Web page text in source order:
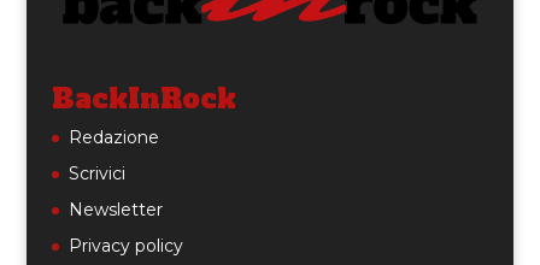
BackInRock
Redazione
Scrivici
Newsletter
Privacy policy